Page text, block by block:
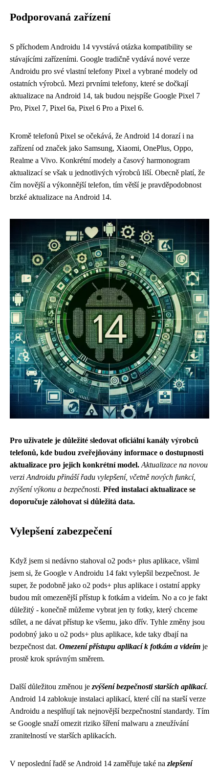
Podporovaná zařízení
S příchodem Androidu 14 vyvstává otázka kompatibility se
stávajícími zařízeními. Google tradičně vydává nové verze
Androidu pro své vlastní telefony Pixel a vybrané modely od
ostatních výrobců. Mezi prvními telefony, které se dočkají
aktualizace na Android 14, tak budou nejspíše Google Pixel 7
Pro, Pixel 7, Pixel 6a, Pixel 6 Pro a Pixel 6.
Kromě telefonů Pixel se očekává, že Android 14 dorazí i na
zařízení od značek jako Samsung, Xiaomi, OnePlus, Oppo,
Realme a Vivo. Konkrétní modely a časový harmonogram
aktualizací se však u jednotlivých výrobců liší. Obecně platí, že
čím novější a výkonnější telefon, tím větší je pravděpodobnost
brzké aktualizace na Android 14.
Pro uživatele je důležité sledovat oficiální kanály výrobců
telefonů, kde budou zveřejňovány informace o dostupnosti
aktualizace pro jejich konkrétní model. Aktualizace na novou
verzi Androidu přináší řadu vylepšení, včetně nových funkcí,
zvýšení výkonu a bezpečnosti. Před instalací aktualizace se
doporučuje zálohovat si důležitá data.
Vylepšení zabezpečení
Když jsem si nedávno stahoval o2 pods+ plus aplikace, všiml
jsem si, že Google v Androidu 14 fakt vylepšil bezpečnost. Je
super, že podobně jako o2 pods+ plus aplikace i ostatní appky
budou mít omezenější přístup k fotkám a videím. No a co je fakt
důležitý - konečně můžeme vybrat jen ty fotky, který chceme
sdílet, a ne dávat přístup ke všemu, jako dřív. Tyhle změny jsou
podobný jako u o2 pods+ plus aplikace, kde taky dbají na
bezpečnost dat. Omezení přístupu aplikací k fotkám a videím je
prostě krok správným směrem.
Další důležitou změnou je zvýšení bezpečnosti starších aplikací.
Android 14 zablokuje instalaci aplikací, které cílí na starší verze
Androidu a nesplňují tak nejnovější bezpečnostní standardy. Tím
se Google snaží omezit riziko šíření malwaru a zneužívání
zranitelností ve starších aplikacích.
V neposlední řadě se Android 14 zaměřuje také na zlepšení